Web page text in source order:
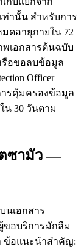
ท่านั้น สำหรับการ
ดอายุภายใน 72
เอกสารต้นฉบับ
หรือขอลบข้อมูล
Officer
รคุ้มครองข้อมูล
น 30 วันตาม
ซามัว —
นเอกสาร
ขอบริการมักลืม
ข้อแนะนำสำคัญ: